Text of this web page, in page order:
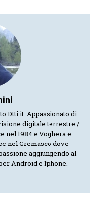
Dtti.it. Appassionato di
digitale terrestre /
nel 1984 e Voghera e
nel Cremasco dove
aggiungendo al
Android e Iphone.